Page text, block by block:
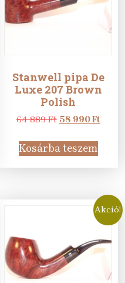
Stanwell pipa De
Luxe 207 Brown
Polish
64 889Ft Original
was:
64
889 Ft.
58 990Ft
990
Kosárba teszem
Akció!